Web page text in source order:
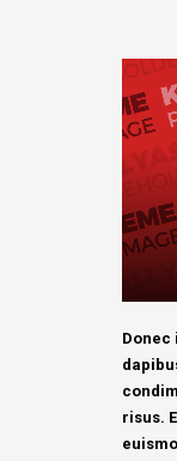
Donec
risus.